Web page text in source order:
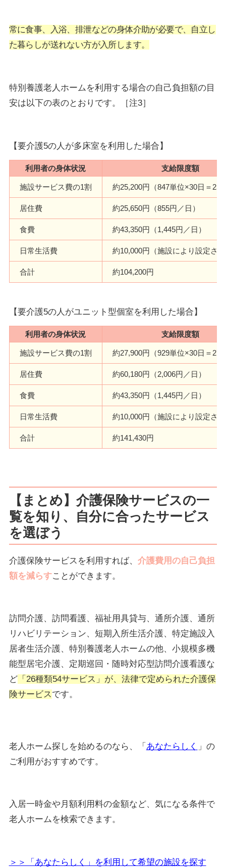
常に食事、入浴、排泄などの身体介助が必要で、自立し
た暮らしが送れない方が入所します。
特別養護老人ホームを利用する場合の自己負担額の目
安は以下の表のとおりです。［注3］
【要介護5の人が多床室を利用した場合】
利用者の身体状況 支給限度額
施設サービス費の1割 約25,200円（847単位×30日＝
居住費 約25,650円（855円／日）
食費 約43,350円（1,445円／日）
日常生活費 約10,000円（施設により設定さ
合計 約104,200円
【要介護5の人がユニット型個室を利用した場合】
利用者の身体状況 支給限度額
施設サービス費の1割 約27,900円（929単位×30日＝
居住費 約60,180円（2,006円／日）
食費 約43,350円（1,445円／日）
日常生活費 約10,000円（施設により設定さ
合計 約141,430円
【まとめ】介護保険サービスの一
覧を知り、自分に合ったサービス
を選ぼう
介護保険サービスを利用すれば、 介護費用の自己負担
額を減らすことができます。
訪問介護、訪問看護、福祉用具貸与、通所介護、通所
リハビリテーション、短期入所生活介護、特定施設入
居者生活介護、特別養護老人ホームの他、小規模多機
能型居宅介護、定期巡回・随時対応型訪問介護看護な
ど「26種類54サービス」が、法律で定められた介護保
険サービスです。
老人ホーム探しを始めるのなら、「 あなたらしく
」の
ご利用がおすすめです。
入居一時金や月額利用料の金額など、気になる条件で
老人ホームを検索できます。
＞＞「あなたらしく」を利用して希望の施設を探す